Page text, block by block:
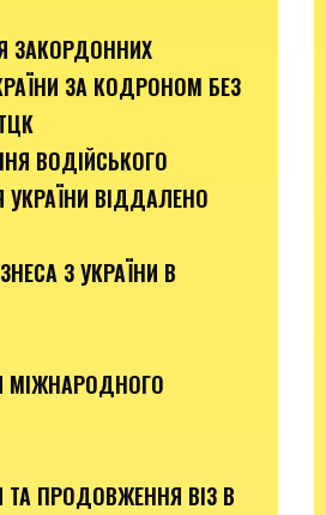
ЗАКОРДОННИХ
ЗА КОДРОНОМ БЕЗ
ВОДІЙСЬКОГО
УКРАЇНИ ВІДДАЛЕНО
З УКРАЇНИ В
ПРОДОВЖЕННЯ ВІЗ В